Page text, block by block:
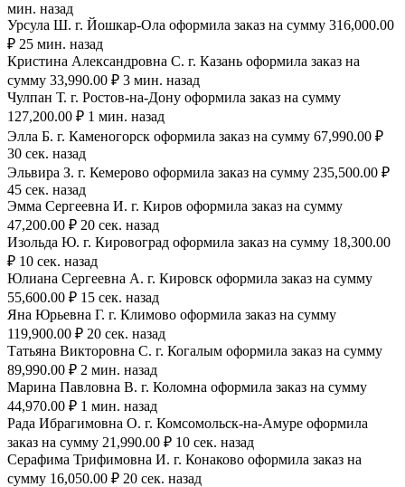
мин. назад
Урсула Ш. г. Йошкар-Ола оформила заказ на сумму 316,000.00
₽ 25 мин. назад
Кристина Александровна С. г. Казань оформила заказ на
сумму 33,990.00 ₽ 3 мин. назад
Чулпан Т. г. Ростов-на-Дону оформила заказ на сумму
127,200.00 ₽ 1 мин. назад
Элла Б. г. Каменогорск оформила заказ на сумму 67,990.00 ₽
30 сек. назад
Эльвира З. г. Кемерово оформила заказ на сумму 235,500.00 ₽
45 сек. назад
Эмма Сергеевна И. г. Киров оформила заказ на сумму
47,200.00 ₽ 20 сек. назад
Изольда Ю. г. Кировоград оформила заказ на сумму 18,300.00
₽ 10 сек. назад
Юлиана Сергеевна А. г. Кировск оформила заказ на сумму
55,600.00 ₽ 15 сек. назад
Яна Юрьевна Г. г. Климово оформила заказ на сумму
119,900.00 ₽ 20 сек. назад
Татьяна Викторовна С. г. Когалым оформила заказ на сумму
89,990.00 ₽ 2 мин. назад
Марина Павловна В. г. Коломна оформила заказ на сумму
44,970.00 ₽ 1 мин. назад
Рада Ибрагимовна О. г. Комсомольск-на-Амуре оформила
заказ на сумму 21,990.00 ₽ 10 сек. назад
Серафима Трифимовна И. г. Конаково оформила заказ на
сумму 16,050.00 ₽ 20 сек. назад